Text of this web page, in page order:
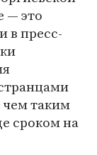
— это
в пресс-
чем таким
сроком на